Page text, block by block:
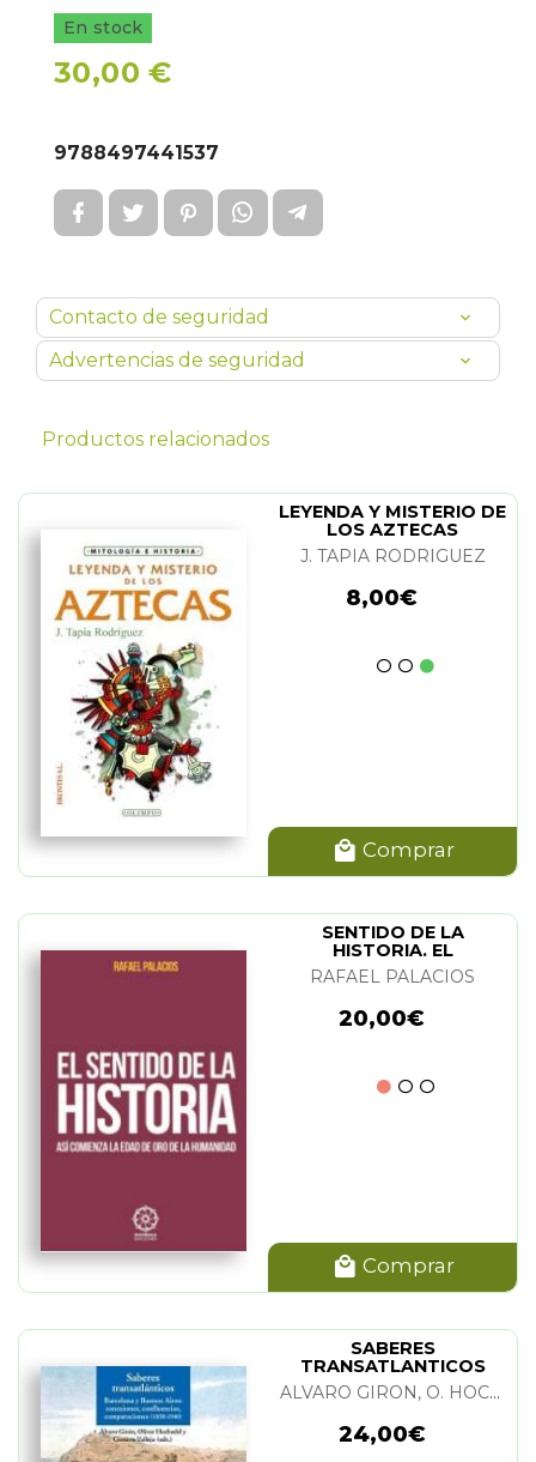
En stock
30,00 €
9788497441537
Contacto de seguridad
Advertencias de seguridad
Productos relacionados
LEYENDA Y MISTERIO DE
LOS AZTECAS
J. TAPIA RODRIGUEZ
8,00€
Comprar
SENTIDO DE LA
HISTORIA. EL
RAFAEL PALACIOS
20,00€
Comprar
SABERES
TRANSATLANTICOS
ALVARO GIRON, O. HOCHADEL Y GUSTAVO VALLEJO
24,00€